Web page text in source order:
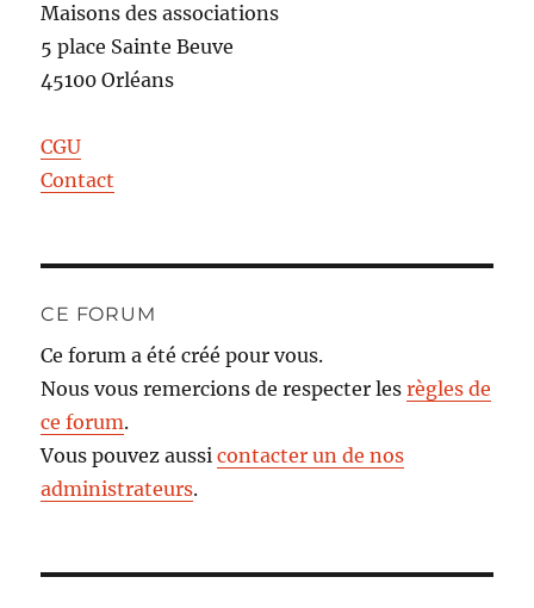
Maisons des associations
5 place Sainte Beuve
45100 Orléans
CGU
Contact
CE FORUM
Ce forum a été créé pour vous.
Nous vous remercions de respecter lesrègles de
ce forum.
Vous pouvez aussicontacter un de nos
administrateurs.